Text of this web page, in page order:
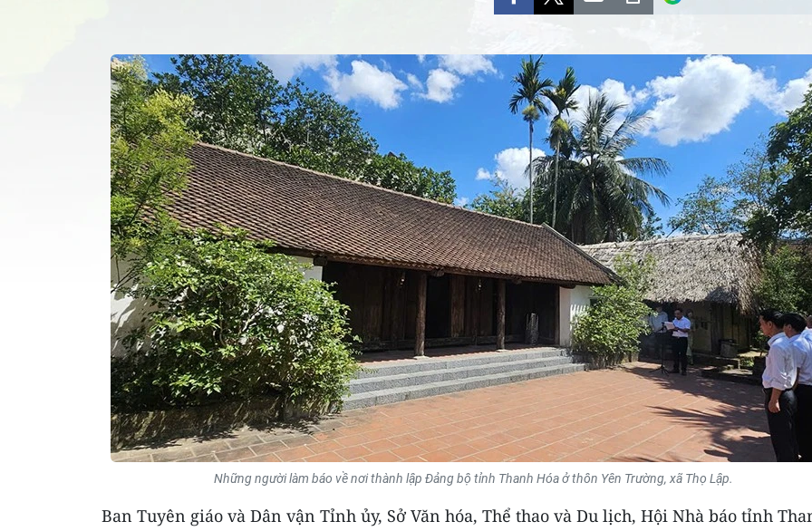
Những người làm báo về nơi thành lập Đảng bộ tỉnh Thanh Hóa ở thôn Yên Trường, xã Thọ Lập.
Ban Tuyên giáo và Dân vận Tỉnh ủy, Sở Văn hóa, Thể thao và Du lịch, Hội Nhà báo tỉnh